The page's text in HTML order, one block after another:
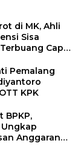
di MK, Ahli
Sisa
Capai
Pemalang
KPK
BPKP,
Anggaran